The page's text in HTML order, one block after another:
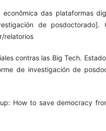
das plataformas
de posdoctorado].
relatorios
contras las Big Tech.
de investigación de
How to save democracy